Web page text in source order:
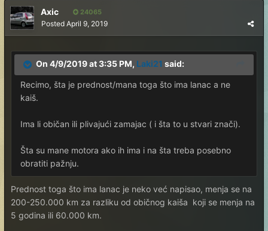
Axic 24065
Posted April 9, 2019
On 4/9/2019 at 3:35 PM, Laki21 said:
Recimo, šta je prednost/mana toga što ima lanac a ne
kaiš.
Ima li običan ili plivajući zamajac ( i šta to u stvari znači).
Šta su mane motora ako ih ima i na šta treba posebno
obratiti pažnju.
Prednost toga što ima lanac je neko već napisao, menja se na
200-250.000 km za razliku od običnog kaiša koji se menja na
5 godina ili 60.000 km.